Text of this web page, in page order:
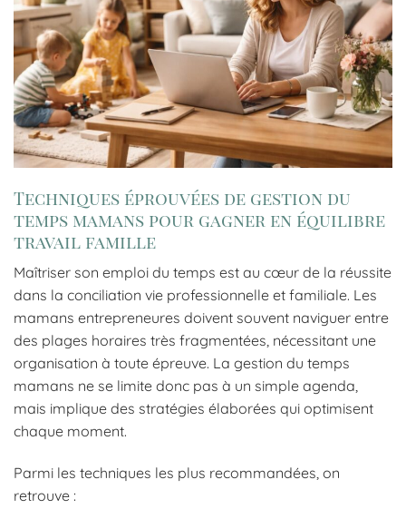
Techniques éprouvées de gestion du
temps mamans pour gagner en équilibre
travail famille
Maîtriser son emploi du temps est au cœur de la réussite
dans la conciliation vie professionnelle et familiale. Les
mamans entrepreneures doivent souvent naviguer entre
des plages horaires très fragmentées, nécessitant une
organisation à toute épreuve. La gestion du temps
mamans ne se limite donc pas à un simple agenda,
mais implique des stratégies élaborées qui optimisent
chaque moment.
Parmi les techniques les plus recommandées, on
retrouve :